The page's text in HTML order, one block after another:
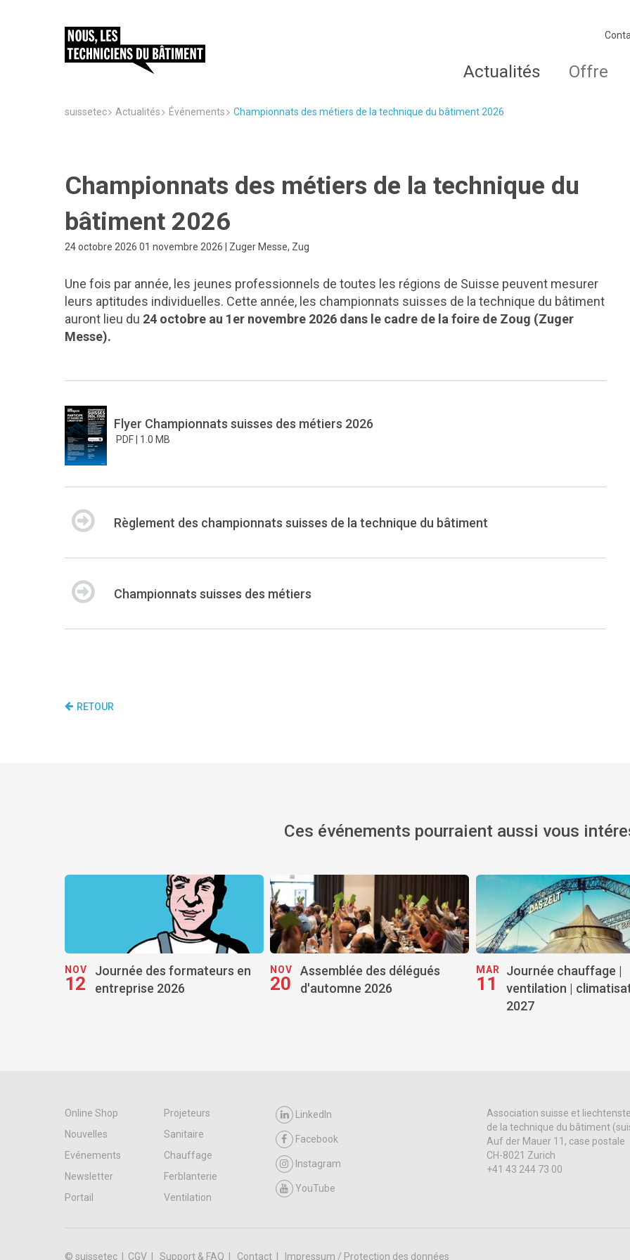
Actualités Offre
suissetec Actualités Événements Championnats des métiers de la technique du bâtiment 2026
Championnats des métiers de la technique du
bâtiment 2026
24 octobre 2026 01 novembre 2026 | Zuger Messe, Zug
Une fois par année, les jeunes professionnels de toutes les régions de Suisse peuvent mesurer
leurs aptitudes individuelles. Cette année, les championnats suisses de la technique du bâtiment
auront lieu du 24 octobre au 1er novembre 2026 dans le cadre de la foire de Zoug (Zuger
Messe).
Flyer Championnats suisses des métiers 2026
PDF | 1.0 MB
Règlement des championnats suisses de la technique du bâtiment
Championnats suisses des métiers
RETOUR
Ces événements pourraient aussi vous
NOV
12
Journée des formateurs en
entreprise 2026
NOV
20
Assemblée des délégués
d'automne 2026
MAR
11
Journée chauffage |
ventilation |
2027
Online Shop
Projeteurs
Nouvelles
Sanitaire
Evénements
Chauffage
Newsletter
Ferblanterie
Portail
Ventilation
LinkedIn
Facebook
Instagram
YouTube
Association suisse et
de la technique du bâtiment
Auf der Mauer 11, case postale
CH-8021 Zurich
+41 43 244 73 00
© suissetec | CGV Support & FAQ Contact Impressum / Protection des données